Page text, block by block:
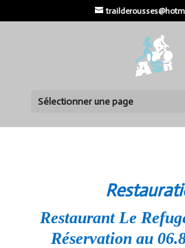
Sélectionner une page
Restaurant Le
Réservation au